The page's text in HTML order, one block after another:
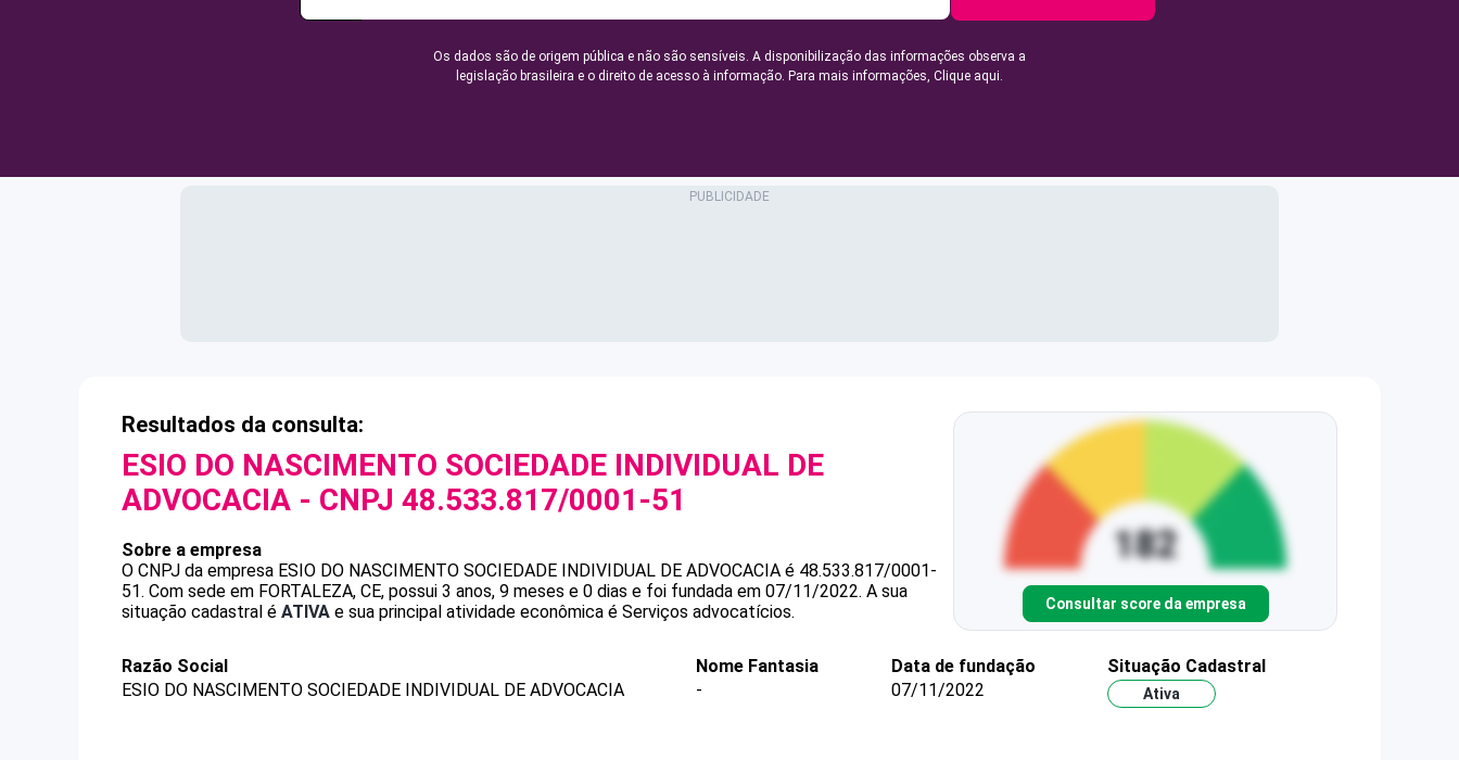
Os dados são de origem pública e não são sensíveis. A disponibilização das informações observa a
legislação brasileira e o direito de acesso à informação. Para mais informações, Clique aqui.
Resultados da consulta:
ESIO DO NASCIMENTO SOCIEDADE INDIVIDUAL DE
ADVOCACIA - CNPJ 48.533.817/0001-51
Sobre a empresa
O CNPJ da empresa ESIO DO NASCIMENTO SOCIEDADE INDIVIDUAL DE ADVOCACIA é 48.533.817/0001-
51. Com sede em FORTALEZA, CE, possui 3 anos, 9 meses e 0 dias e foi fundada em 07/11/2022. A sua
situação cadastral é ATIVA e sua principal atividade econômica é Serviços advocatícios. Consultar score da empresa
Razão Social
ESIO DO NASCIMENTO SOCIEDADE INDIVIDUAL DE ADVOCACIA
Nome Fantasia
-
Data de fundação
07/11/2022
Situação Cadastral
Ativa